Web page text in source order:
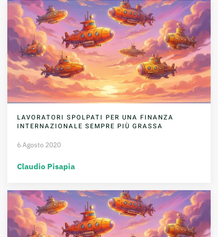
LAVORATORI SPOLPATI PER UNA FINANZA
INTERNAZIONALE SEMPRE PIÙ GRASSA
6 Agosto 2020
Claudio Pisapia